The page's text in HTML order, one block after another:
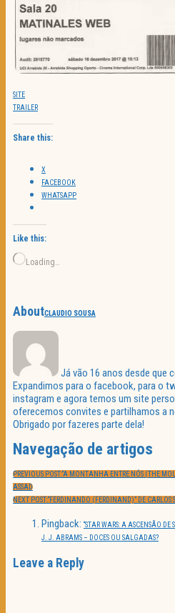
SITE
TRAILER
Share this:
X
FACEBOOK
WHATSAPP
Like this:
Loading…
AboutCLAUDIO SOUSA
Já vão 16 anos desde que
Expandimos para o facebook, para o
instagram e agora temos um site
oferecemos convites e partilhamos a
Obrigado por fazeres parte dela!
Navegação de artigos
PREVIOUS POST:“A MONTANHA ENTRE NÓS (THE
ASSAD
NEXT POST:“FERDINANDO (FERDINAND)” DE
Pingback: “STAR WARS: A ASCENSÃO DE
J. J. ABRAMS – DOCES OU SALGADAS?
Leave a Reply